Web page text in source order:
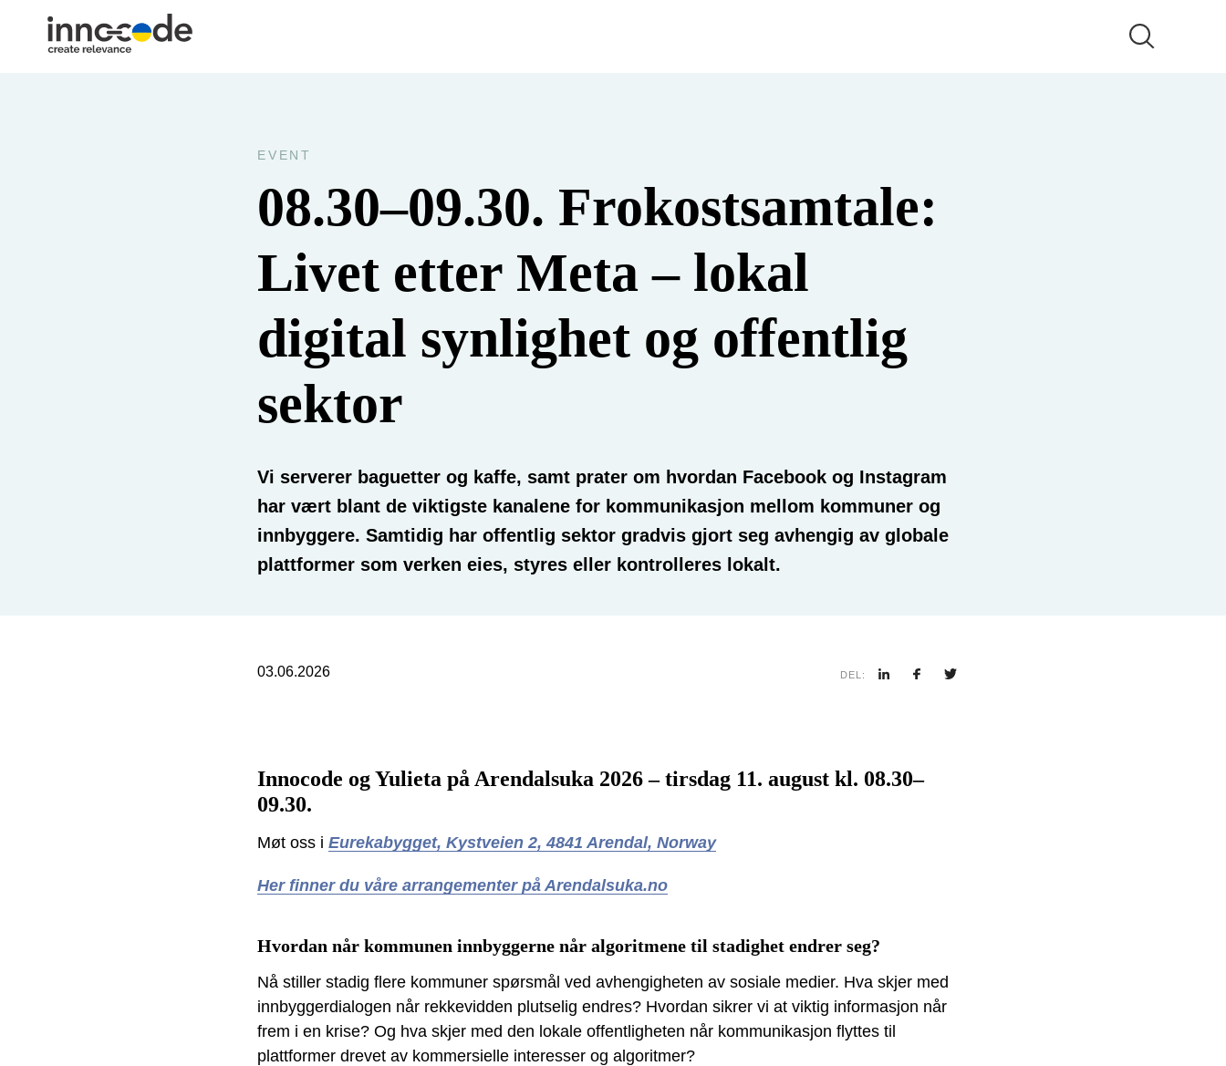
EVENT
08.30–09.30. Frokostsamtale:
Livet etter Meta – lokal
digital synlighet og offentlig
sektor
Vi serverer baguetter og kaffe, samt prater om hvordan Facebook og Instagram
har vært blant de viktigste kanalene for kommunikasjon mellom kommuner og
innbyggere. Samtidig har offentlig sektor gradvis gjort seg avhengig av globale
plattformer som verken eies, styres eller kontrolleres lokalt.
03.06.2026 DEL:
Innocode og Yulieta på Arendalsuka 2026 – tirsdag 11. august kl. 08.30–
09.30.
Møt oss i Eurekabygget, Kystveien 2, 4841 Arendal, Norway
Her finner du våre arrangementer på Arendalsuka.no
Hvordan når kommunen innbyggerne når algoritmene til stadighet endrer seg?
Nå stiller stadig flere kommuner spørsmål ved avhengigheten av sosiale medier. Hva skjer med
innbyggerdialogen når rekkevidden plutselig endres? Hvordan sikrer vi at viktig informasjon når
frem i en krise? Og hva skjer med den lokale offentligheten når kommunikasjon flyttes til
plattformer drevet av kommersielle interesser og algoritmer?